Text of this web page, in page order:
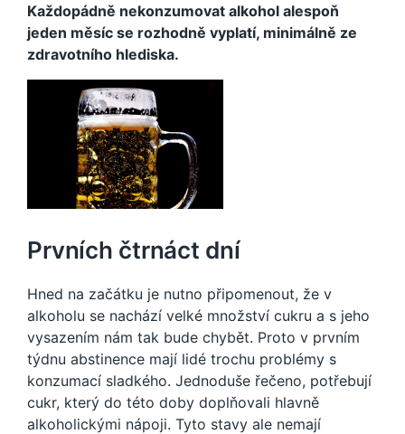
Každopádně nekonzumovat alkohol alespoň
jeden měsíc se rozhodně vyplatí, minimálně ze
zdravotního hlediska.
Prvních čtrnáct dní
Hned na začátku je nutno připomenout, že v
alkoholu se nachází velké množství cukru a s jeho
vysazením nám tak bude chybět. Proto v prvním
týdnu abstinence mají lidé trochu problémy s
konzumací sladkého. Jednoduše řečeno, potřebují
cukr, který do této doby doplňovali hlavně
alkoholickými nápoji. Tyto stavy ale nemají